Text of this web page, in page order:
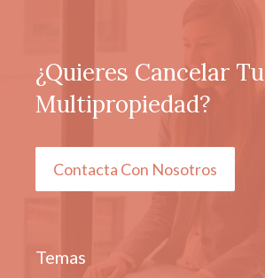
¿Quieres Cancelar Tu
Multipropiedad?
Contacta Con Nosotros
Temas